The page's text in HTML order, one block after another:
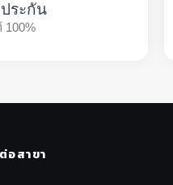
ระกัน
100%
อสาขา